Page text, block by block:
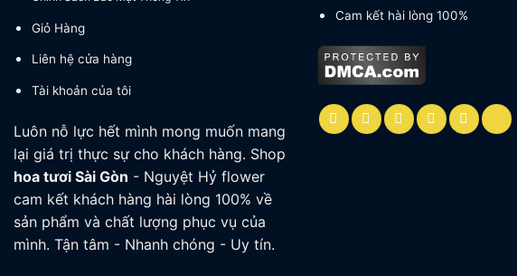
Giỏ Hàng
Liên hệ cửa hàng
Tài khoản của tôi
Luôn nỗ lực hết mình mong muốn mang
lại giá trị thực sự cho khách hàng. Shop
hoa tươi Sài Gòn - Nguyệt Hỷ flower
cam kết khách hàng hài lòng 100% về
sản phẩm và chất lượng phục vụ của
mình. Tận tâm - Nhanh chóng - Uy tín.
Cam kết hài lòng 100%